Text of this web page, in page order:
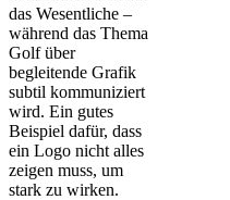
das Wesentliche –
während das Thema
Golf über
begleitende Grafik
subtil kommuniziert
wird. Ein gutes
Beispiel dafür, dass
ein Logo nicht alles
zeigen muss, um
stark zu wirken.